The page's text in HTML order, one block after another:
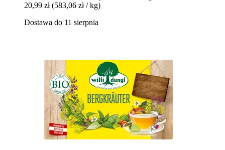
20,99 zł (583,06 zł / kg)
Dostawa do 11 sierpnia